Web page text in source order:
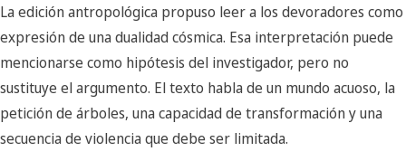
La edición antropológica propuso leer a los devoradores como
expresión de una dualidad cósmica. Esa interpretación puede
mencionarse como hipótesis del investigador, pero no
sustituye el argumento. El texto habla de un mundo acuoso, la
petición de árboles, una capacidad de transformación y una
secuencia de violencia que debe ser limitada.